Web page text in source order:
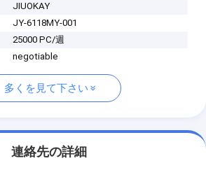
JIUOKAY
JY-6118MY-001
25000 PC/週
negotiable
多くを見て下さい
連絡先の詳細